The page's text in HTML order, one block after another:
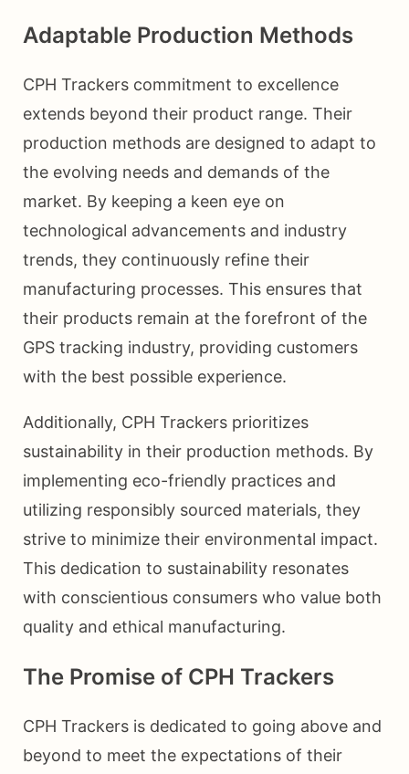
Adaptable Production Methods
CPH Trackers commitment to excellence
extends beyond their product range. Their
production methods are designed to adapt to
the evolving needs and demands of the
market. By keeping a keen eye on
technological advancements and industry
trends, they continuously refine their
manufacturing processes. This ensures that
their products remain at the forefront of the
GPS tracking industry, providing customers
with the best possible experience.
Additionally, CPH Trackers prioritizes
sustainability in their production methods. By
implementing eco-friendly practices and
utilizing responsibly sourced materials, they
strive to minimize their environmental impact.
This dedication to sustainability resonates
with conscientious consumers who value both
quality and ethical manufacturing.
The Promise of CPH Trackers
CPH Trackers is dedicated to going above and
beyond to meet the expectations of their